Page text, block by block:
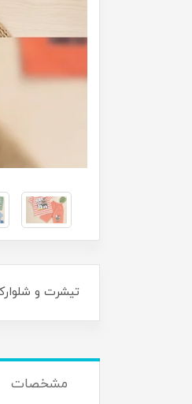
تیشرت و شلوارک رینگری اقتصادی۳۲۵۱
مشخصات